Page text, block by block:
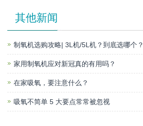
其他新闻
制氧机选购攻略| 3L机/5L机？到底选哪个？
家用制氧机应对新冠真的有用吗？
在家吸氧，要注意什么？
吸氧不简单 5 大要点常常被忽视